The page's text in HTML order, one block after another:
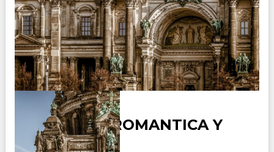
ALEMANIA ROMANTICA Y
BALCANES